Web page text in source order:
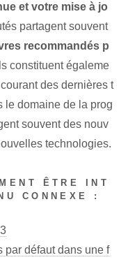
et votre mise à jo
partagent ⁣souvent⁢
recommandés p
constituent égaleme
des dernières t
le domaine de la prog
souvent des nouv
technologies.
ÊTRE INT
CONNEXE :
par défaut dans une f